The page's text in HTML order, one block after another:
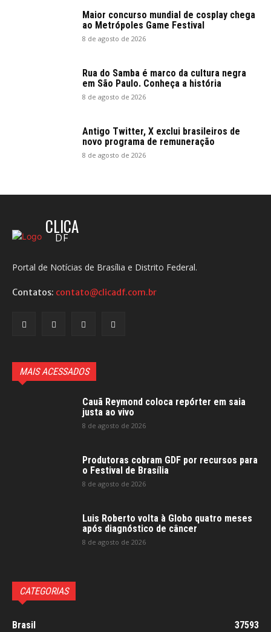
Maior concurso mundial de cosplay chega
ao Metrópoles Game Festival
8 de agosto de 2026
Rua do Samba é marco da cultura negra
em São Paulo. Conheça a história
8 de agosto de 2026
Antigo Twitter, X exclui brasileiros de
novo programa de remuneração
8 de agosto de 2026
CLICA
DF
Portal de Notícias de Brasília e Distrito Federal.
Contatos: contato@clicadf.com.br
MAIS ACESSADOS
Cauã Reymond coloca repórter em saia
justa ao vivo
8 de agosto de 2026
Produtoras cobram GDF por recursos para
o Festival de Brasília
8 de agosto de 2026
Luis Roberto volta à Globo quatro meses
após diagnóstico de câncer
8 de agosto de 2026
CATEGORIAS
Brasil 37593